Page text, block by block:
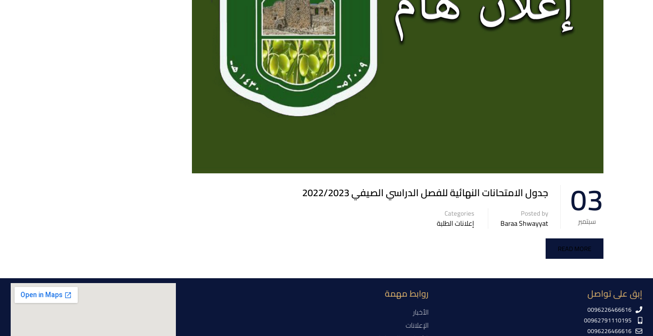
03
سبتمبر
جدول الامتحانات النهائية للفصل الدراسي الصيفي 2022/2023
Posted by
Baraa Shwayyat
Categories
إعلانات الطلبة
READ MORE
إبق على تواصل
0096226466616
00962791110195
0096226466616
روابط مهمة
الأخبار
الإعلانات